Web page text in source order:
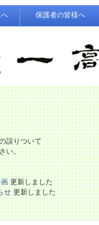
保護者の皆様へ
誤りついて
い。
更新しました
せ更新しました